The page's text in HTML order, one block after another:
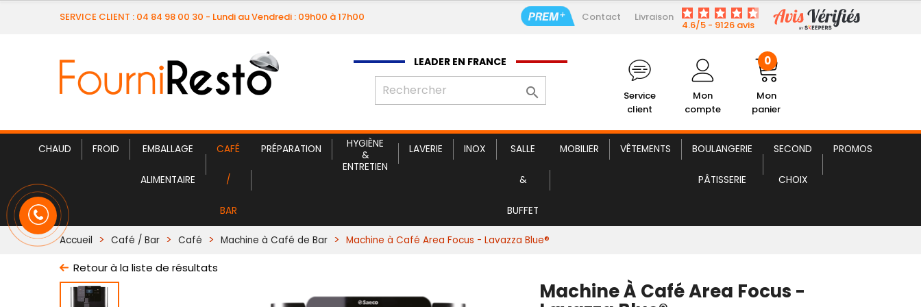
SERVICE CLIENT : 04 84 98 00 30 - Lundi au Vendredi : 09h00 à 17h00 Contact Livraison
4.6/5 - 9126 avis
LEADER EN FRANCE

Service
client
Mon
compte
Mon
panier
0
CHAUD FROID EMBALLAGE
ALIMENTAIRE
CAFÉ
/
BAR
PRÉPARATION
HYGIÈNE
&
ENTRETIEN
LAVERIE INOX SALLE
&
BUFFET
MOBILIER VÊTEMENTS BOULANGERIE
PÂTISSERIE
SECOND
CHOIX
PROMOS
Machine à Café Area Focus 810,00 € HT
Accueil Café / Bar Café Machine à Café de Bar Machine à Café Area Focus - Lavazza Blue®
Retour à la liste de résultats
Machine À Café Area Focus -